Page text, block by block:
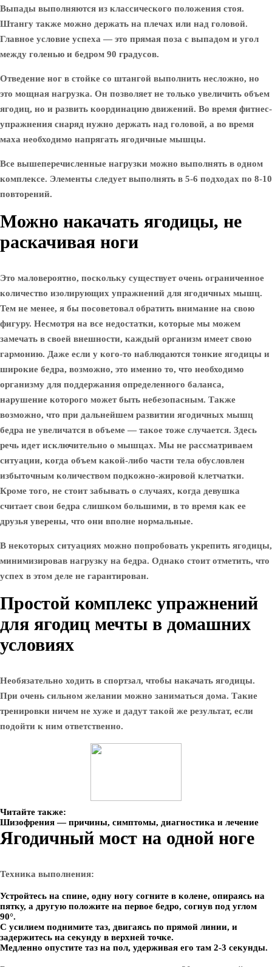
Выпады выполняются из классического положения стоя.
Штангу также можно держать на плечах или над головой.
Главное условие успеха — это прямая поза с выпадом и угол
между голенью и бедром 90 градусов.
Отведение ног в стойке со штангой выполнить несложно, но
это мощная нагрузка. Он позволяет не только увеличить объем
ягодиц, но и развить координацию движений. Во время фитнес-
упражнения снаряд нужно держать над головой, а во время
маха необходимо напрягать ягодичные мышцы.
Все вышеперечисленные нагрузки можно выполнять в одном
комплексе. Элементы следует выполнять в 5-6 подходах по 8-10
повторений.
Можно накачать ягодицы, не
раскачивая ноги
Это маловероятно, поскольку существует очень ограниченное
количество изолирующих упражнений для ягодичных мышц.
Тем не менее, я бы посоветовал обратить внимание на свою
фигуру. Несмотря на все недостатки, которые мы можем
замечать в своей внешности, каждый организм имеет свою
гармонию. Даже если у кого-то наблюдаются тонкие ягодицы и
широкие бедра, возможно, это именно то, что необходимо
организму для поддержания определенного баланса,
нарушение которого может быть небезопасным. Также
возможно, что при дальнейшем развитии ягодичных мышц
бедра не увеличатся в объеме — такое тоже случается. Здесь
речь идет исключительно о мышцах. Мы не рассматриваем
ситуации, когда объем какой-либо части тела обусловлен
избыточным количеством подкожно-жировой клетчатки.
Кроме того, не стоит забывать о случаях, когда девушка
считает свои бедра слишком большими, в то время как ее
друзья уверены, что они вполне нормальные.
В некоторых ситуациях можно попробовать укрепить ягодицы,
минимизировав нагрузку на бедра. Однако стоит отметить, что
успех в этом деле не гарантирован.
Простой комплекс упражнений
для ягодиц мечты в домашних
условиях
Необязательно ходить в спортзал, чтобы накачать ягодицы.
При очень сильном желании можно заниматься дома. Такие
тренировки ничем не хуже и дадут такой же результат, если
подойти к ним ответственно.
Читайте также:
Шизофрения — причины, симптомы, диагностика и лечение
Ягодичный мост на одной ноге
Техника выполнения:
Устройтесь на спине, одну ногу согните в колене, опираясь на
пятку, а другую положите на первое бедро, согнув под углом
90°.
С усилием поднимите таз, двигаясь по прямой линии, и
задержитесь на секунду в верхней точке.
Медленно опустите таз на пол, удерживая его там 2-3 секунды.